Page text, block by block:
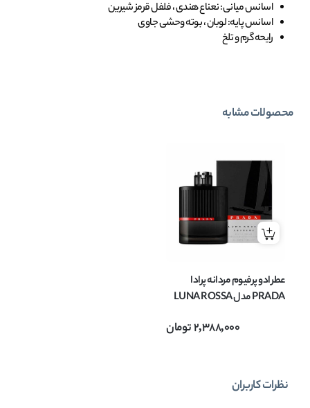
اسانس میانی: نعناع هندی ، فلفل قرمز شیرین
اسانس پایه: لوبان ، بوته وحشی جاوی
رایحه گرم و تلخ
محصولات مشابه
عطر ادو پرفیوم مردانه پرادا
PRADA مدل LUNA ROSSA
2,388,000تومان
نظرات کاربران